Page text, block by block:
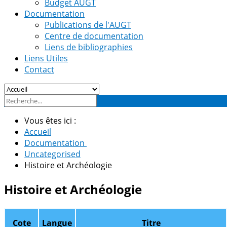
Budget AUGT
Documentation
Publications de l'AUGT
Centre de documentation
Liens de bibliographies
Liens Utiles
Contact
Vous êtes ici :
Accueil
Documentation
Uncategorised
Histoire et Archéologie
Histoire et Archéologie
Cote Langue Titre